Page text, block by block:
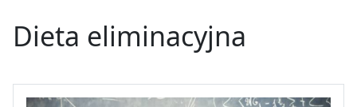
Dieta eliminacyjna